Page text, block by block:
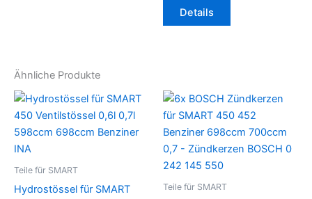
Details
Ähnliche Produkte
Teile für SMART
Hydrostössel für SMART
Teile für SMART